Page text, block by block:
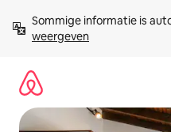
direct
naar
Sommige informatie is
weergeven